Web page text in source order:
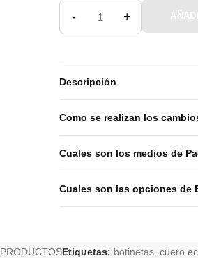
- +
Descripción
Como se realizan los
Cuales son los medios de
Cuales son las opciones de
PRODUCTOSEtiquetas: botinetas, cuero